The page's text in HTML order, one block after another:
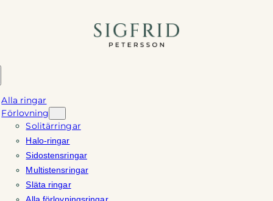
Alla ringar
Förlovning
Solitärringar
Halo-ringar
Sidostensringar
Multistensringar
Släta ringar